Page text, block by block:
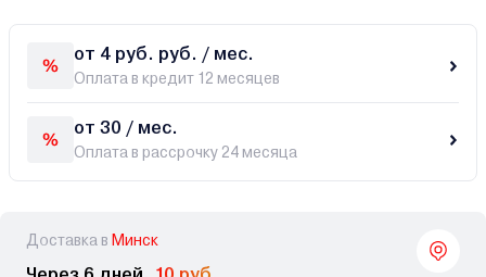
от 4 руб. руб. / мес.
Оплата в кредит 12 месяцев
от 30 / мес.
Оплата в рассрочку 24 месяца
Доставка в Минск